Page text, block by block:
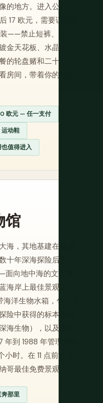
的地方。进入公共中
17 欧元，需要证明年
——禁止短裤、运动
金天花板、水晶吊
的轮盘赌和二十一点
房间，带着你的钱完
欧元 — 任一支付
动鞋
值得进入
馆
海，其地基建在悬崖
十年深海探险后于
向地中海的文艺复
海岸上最佳景观之
洋生物水箱，包括鲨
险中获得的标本收藏
海生物），以及海洋
到 1988 年管理博物
时。在 11 点前去避
哥最佳免费景观。
那里